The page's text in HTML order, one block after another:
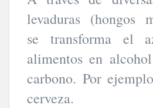
levaduras (hongos
se transforma el
alimentos en
carbono. Por
cerveza.